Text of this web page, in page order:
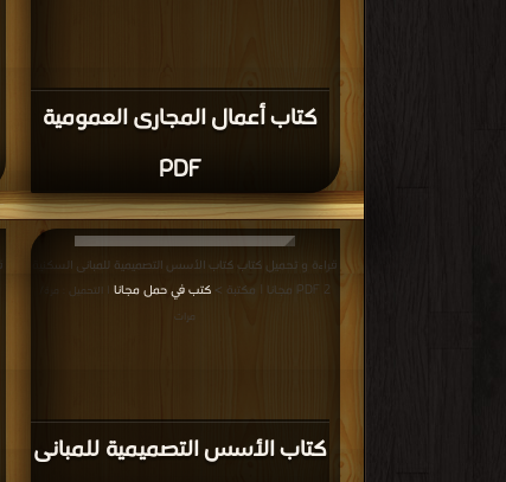
كتاب أعمال المجارى العمومية
PDF
كتاب الأسس التصميمية للمبانى
قراءة و تحميل كتاب كتاب الأسس التصميمية للمبانى السكنية
2 PDF مجانا | مكتبة >
كتب في حمل مجانا| التحميل : مرة/
مرات